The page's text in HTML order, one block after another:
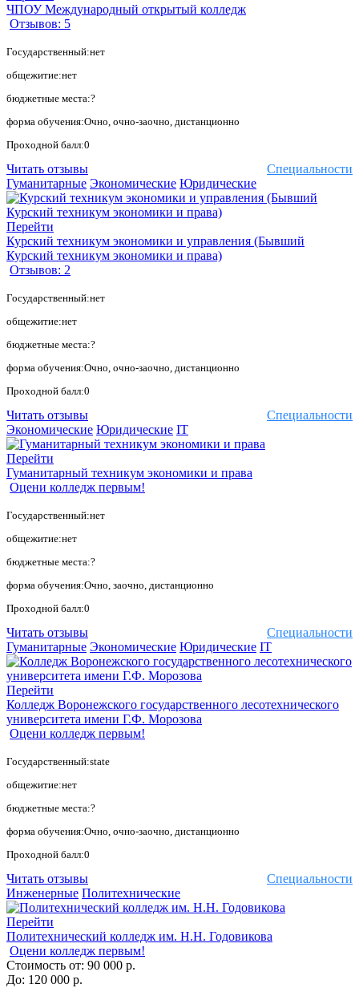
ЧПОУ Международный открытый колледж
Отзывов: 5
Государственный:нет
общежитие:нет
бюджетные места:?
форма обучения:Очно, очно-заочно, дистанционно
Проходной балл:0
Специальности
Читать отзывы
Гуманитарные Экономические Юридические
Перейти
Курский техникум экономики и управления (Бывший
Курский техникум экономики и права)
Отзывов: 2
Государственный:нет
общежитие:нет
бюджетные места:?
форма обучения:Очно, очно-заочно, дистанционно
Проходной балл:0
Специальности
Читать отзывы
Экономические Юридические IT
Перейти
Гуманитарный техникум экономики и права
Оцени колледж первым!
Государственный:нет
общежитие:нет
бюджетные места:?
форма обучения:Очно, заочно, дистанционно
Проходной балл:0
Специальности
Читать отзывы
Гуманитарные Экономические Юридические IT
Перейти
Колледж Воронежского государственного лесотехнического
университета имени Г.Ф. Морозова
Оцени колледж первым!
Государственный:state
общежитие:нет
бюджетные места:?
форма обучения:Очно, очно-заочно, дистанционно
Проходной балл:0
Специальности
Читать отзывы
Инженерные Политехнические
Перейти
Политехнический колледж им. Н.Н. Годовикова
Оцени колледж первым!
Стоимость от: 90 000 р.
До: 120 000 р.